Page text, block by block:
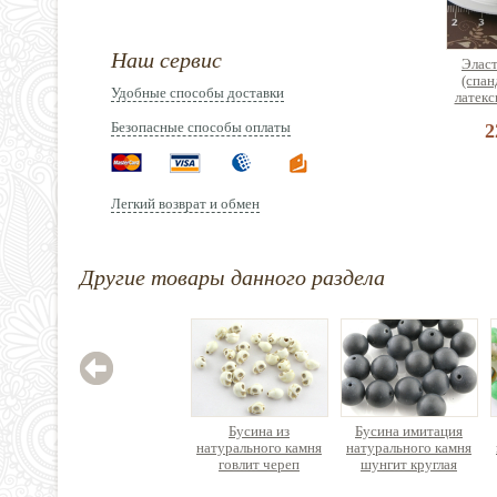
Наш сервис
Удобные способы доставки
Безопасные способы оплаты
Легкий возврат и обмен
Другие товары данного раздела
Бусина из
натурального камня
говлит череп
Бусина имитация
натурального камня
шунгит круглая